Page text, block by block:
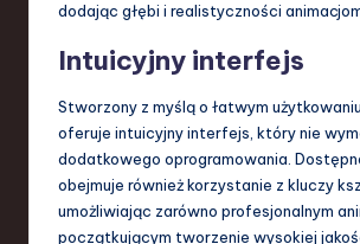
dodając głębi i realistyczności
Intuicyjny interfejs
Stworzony z myślą o łatwym
oferuje intuicyjny interfejs, który nie
dodatkowego oprogramowania.
obejmuje również korzystanie z kluczy
umożliwiając zarówno profesjonalnym
początkującym tworzenie wysokiej